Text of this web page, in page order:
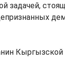
задачей,
Кыргызской